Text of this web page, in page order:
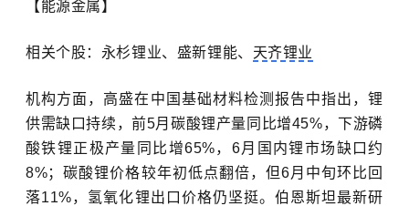
【能源金属】
相关个股：永杉锂业、盛新锂能、 天齐锂业
机构方面，高盛在中国基础材料检测报告中指出，锂
供需缺口持续，前5月碳酸锂产量同比增45%，下游磷
酸铁锂正极产量同比增65%， 6月国内锂市场缺口约
8%；碳酸锂价格较年初低点翻倍，但6月中旬环比回
落11%，氢氧化锂出口价格仍坚挺。伯恩斯坦最新研